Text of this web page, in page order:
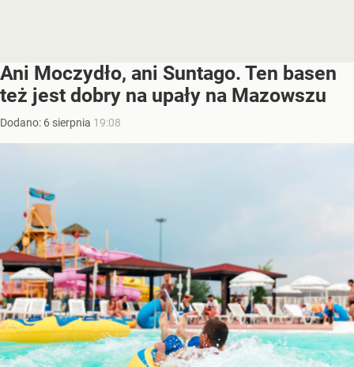
Ani Moczydło, ani Suntago. Ten basen
też jest dobry na upały na Mazowszu
Dodano: 6 sierpnia 19:08